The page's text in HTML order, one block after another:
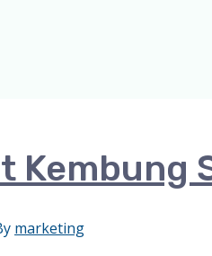
Kembung
marketing